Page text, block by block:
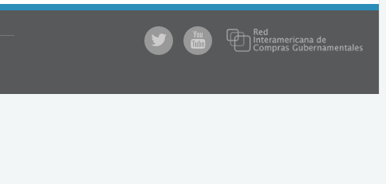
@comprasgubuy
ACCE
Youtube